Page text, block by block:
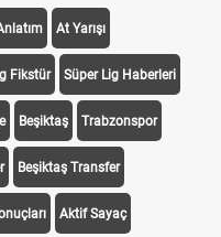
At Yarışı
Fikstür Süper Lig Haberleri
Beşiktaş Trabzonspor
Beşiktaş Transfer
Aktif Sayaç